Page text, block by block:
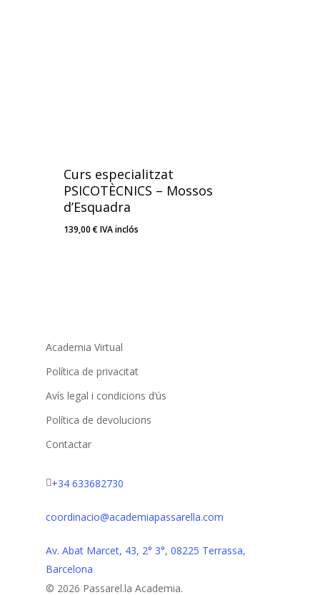
Curs especialitzat
PSICOTÈCNICS – Mossos
d’Esquadra
139,00€IVA inclós
Academia Virtual
Política de privacitat
Avís legal i condicions d’ús
Política de devolucions
Contactar
+34 633682730
coordinacio@academiapassarella.com
Av. Abat Marcet, 43, 2° 3°, 08225 Terrassa,
Barcelona
© 2026 Passarel.la Academia.